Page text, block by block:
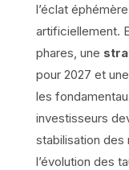
l’éclat
artificiellement.
phares, une
pour 2027 et
les
investisseurs
stabilisation des
l’évolution des